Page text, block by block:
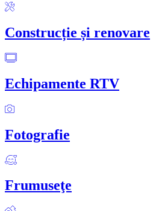
Construcție și renovare
Echipamente RTV
Fotografie
Frumuseţe